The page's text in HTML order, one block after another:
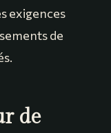
exigences
de
de